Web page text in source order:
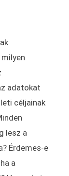
adatokat
céljainak
lesz a
Érdemes-e
a